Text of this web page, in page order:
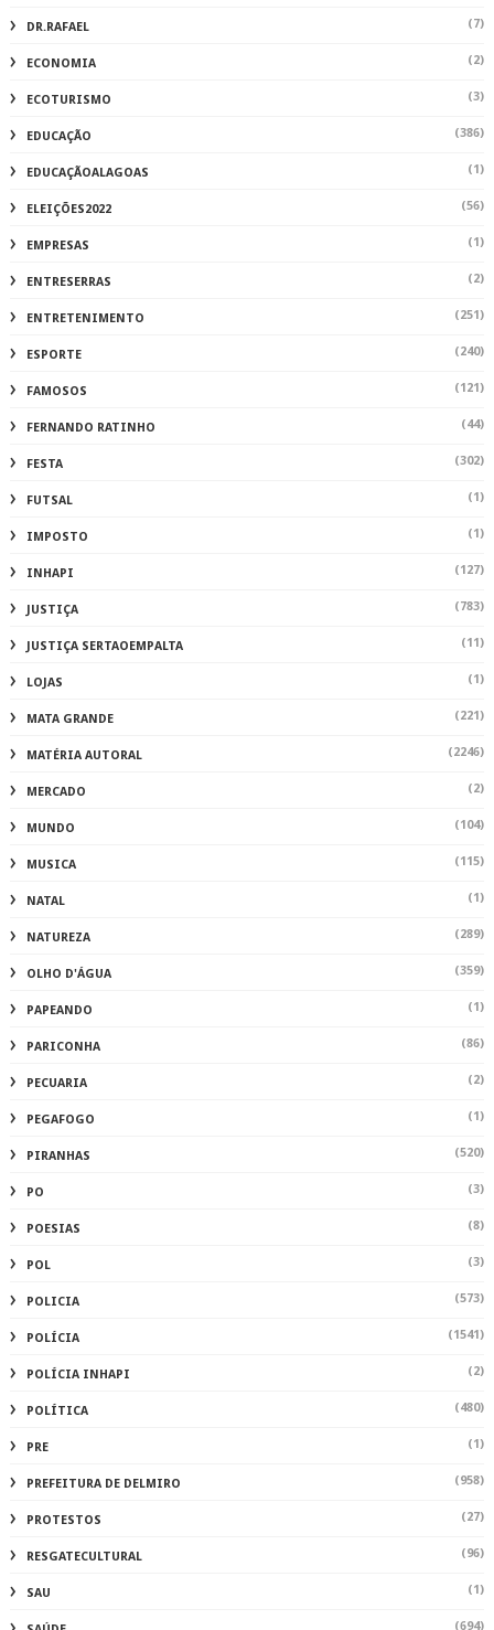
DR.RAFAEL (7)
ECONOMIA (2)
ECOTURISMO (3)
EDUCAÇÃO (386)
EDUCAÇÃOALAGOAS (1)
ELEIÇÕES2022 (56)
EMPRESAS (1)
ENTRESERRAS (2)
ENTRETENIMENTO (251)
ESPORTE (240)
FAMOSOS (121)
FERNANDO RATINHO (44)
FESTA (302)
FUTSAL (1)
IMPOSTO (1)
INHAPI (127)
JUSTIÇA (783)
JUSTIÇA SERTAOEMPALTA (11)
LOJAS (1)
MATA GRANDE (221)
MATÉRIA AUTORAL (2246)
MERCADO (2)
MUNDO (104)
MUSICA (115)
NATAL (1)
NATUREZA (289)
OLHO D'ÁGUA (359)
PAPEANDO (1)
PARICONHA (86)
PECUARIA (2)
PEGAFOGO (1)
PIRANHAS (520)
PO (3)
POESIAS (8)
POL (3)
POLICIA (573)
POLÍCIA (1541)
POLÍCIA INHAPI (2)
POLÍTICA (480)
PRE (1)
PREFEITURA DE DELMIRO (958)
PROTESTOS (27)
RESGATECULTURAL (96)
SAU (1)
(694)